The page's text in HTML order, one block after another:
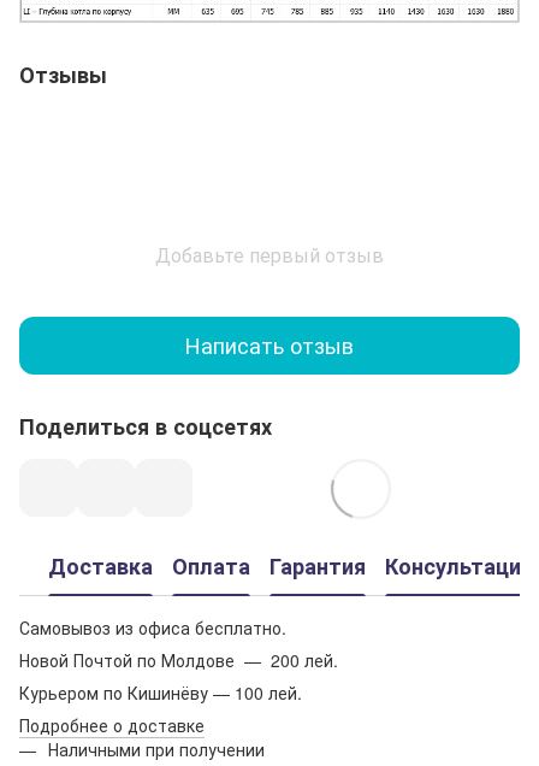
Отзывы
Добавьте первый отзыв
Написать отзыв
Поделиться в соцсетях
Доставка Оплата Гарантия Консультация
Самовывоз из офиса бесплатно.
Новой Почтой по Молдове — 200 лей.
Курьером по Кишинёву — 100 лей.
Подробнее о доставке
Наличными при получении